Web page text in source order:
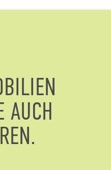
AUCH